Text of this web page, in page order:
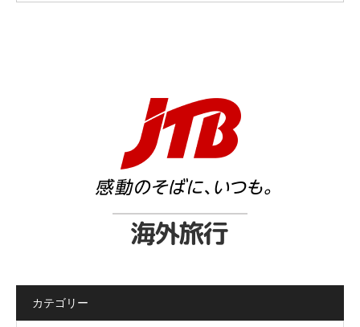
カテゴリー